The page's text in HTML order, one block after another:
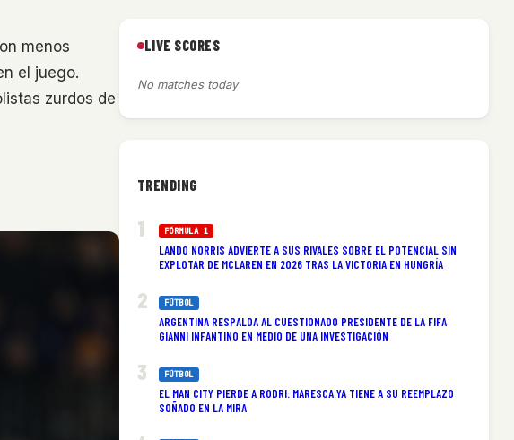
menos
el juego.
zurdos de
LIVE SCORES
No matches today
TRENDING
FÓRMULA 1
LANDO NORRIS ADVIERTE A SUS RIVALES SOBRE EL POTENCIAL SIN
EXPLOTAR DE MCLAREN EN 2026 TRAS LA VICTORIA EN HUNGRÍA
FÚTBOL
ARGENTINA RESPALDA AL CUESTIONADO PRESIDENTE DE LA FIFA
GIANNI INFANTINO EN MEDIO DE UNA INVESTIGACIÓN
FÚTBOL
EL MAN CITY PIERDE A RODRI: MARESCA YA TIENE A SU REEMPLAZO
SOÑADO EN LA MIRA